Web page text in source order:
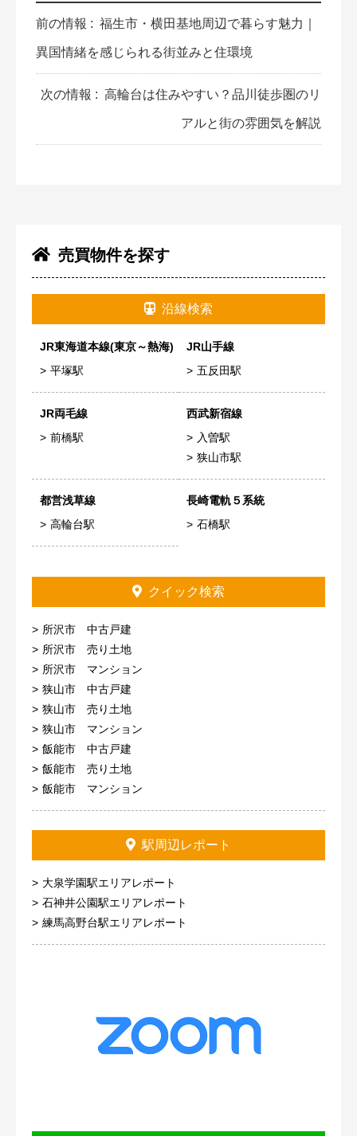
売買物件を探す
沿線検索
JR東海道本線(東京～熱海)
平塚駅
JR山手線
五反田駅
JR両毛線
前橋駅
西武新宿線
入曽駅
狭山市駅
都営浅草線
高輪台駅
長崎電軌５系統
石橋駅
クイック検索
所沢市 中古戸建
所沢市 売り土地
所沢市 マンション
狭山市 中古戸建
狭山市 売り土地
狭山市 マンション
飯能市 中古戸建
飯能市 売り土地
飯能市 マンション
駅周辺レポート
大泉学園駅エリアレポート
石神井公園駅エリアレポート
練馬高野台駅エリアレポート
前の情報 : 福生市・横田基地周辺で暮らす魅力｜
異国情緒を感じられる街並みと住環境
次の情報 : 高輪台は住みやすい？品川徒歩圏のリ
アルと街の雰囲気を解説